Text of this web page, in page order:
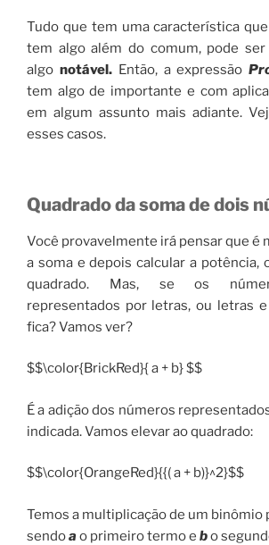
Tudo que tem uma característica
tem algo além do comum, pode ser
algo notável. Então, a expressão
tem algo de importante e com
em algum assunto mais adiante.
esses casos.
Quadrado da soma de dois
Você provavelmente irá pensar que é
a soma e depois calcular a potência,
quadrado. Mas, se os
representados por letras, ou letras
fica? Vamos ver?
$$\color{BrickRed}{ a + b} $$
É a adição dos números
indicada. Vamos elevar ao quadrado:
$$\color{OrangeRed}{{( a + b)}^2}$$
Temos a multiplicação de um binômio
sendoa o primeiro termo e bo